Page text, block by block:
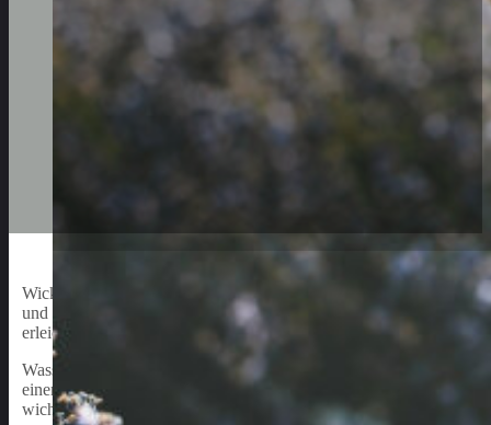
Wickelauflage wasserdicht ist ein unverzichtbarer Bestandteil der
und stressfreier zu gestalten. Eine wasserabweisende
erleichtert auch das Reinigen der Auflage nach dem Windelwechsel.
Wasserdichte Wickelauflagen bestehen aus verschiedenen
einer Vielzahl von Designs und Größen erhältlich, um jedem
wichtig, auf Qualität, Sicherheit und Komfort zu achten, um